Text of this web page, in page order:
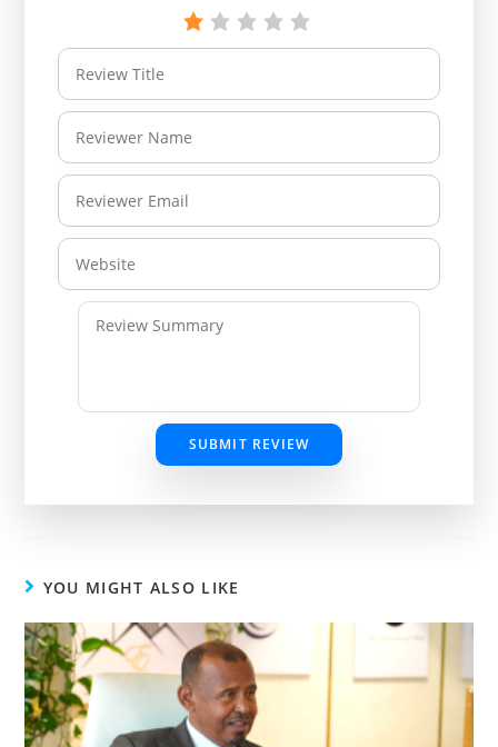
SUBMIT REVIEW
YOU MIGHT ALSO LIKE